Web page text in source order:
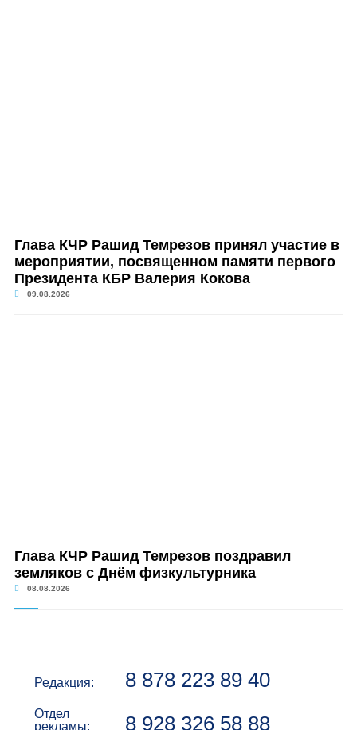
Глава КЧР Рашид Темрезов принял участие в
мероприятии, посвященном памяти первого
Президента КБР Валерия Кокова
09.08.2026
Глава КЧР Рашид Темрезов поздравил
земляков с Днём физкультурника
08.08.2026
Редакция: 8 878 223 89 40
Отдел
рекламы:
8 928 326 58 88